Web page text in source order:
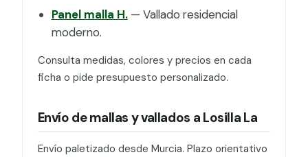
Panel malla H.— Vallado residencial
moderno.
Consulta medidas, colores y precios en cada
ficha o pide presupuesto personalizado.
Envío de mallas y vallados a Losilla La
Envío paletizado desde Murcia. Plazo orientativo